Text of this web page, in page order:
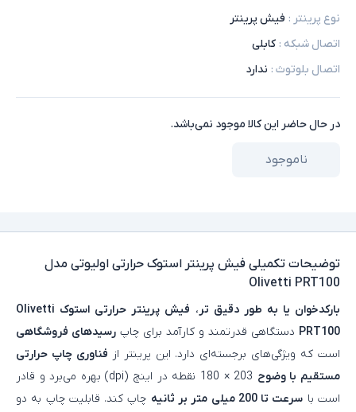
نوع پرینتر : فیش پرینتر
اتصال شبکه : کابلی
اتصال بلوتوث : ندارد
در حال حاضر این کالا موجود نمی‌باشد.
ناموجود
توضیحات تکمیلی فیش پرینتر استوک حرارتی اولیوتی مدل
Olivetti PRT100
بارکدخوان یا به‌ طور دقیق‌ تر،
فیش‌ پرینتر حرارتی استوک Olivetti
PRT100 دستگاهی قدرتمند و کارآمد برای چاپ رسیدهای فروشگاهی
است که ویژگی‌های برجسته‌ای دارد. این پرینتر از فناوری چاپ حرارتی
مستقیم با وضوح
203 × 180 نقطه در اینچ (dpi) بهره می‌برد و قادر
است با سرعت تا 200 میلی‌ متر بر ثانیه
چاپ کند. قابلیت چاپ به دو